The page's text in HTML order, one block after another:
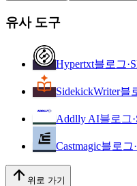
유사 도구
Hypertxt블로그
SidekickWriter블
Addlly AI블로그
Castmagic블로그
위로 가기